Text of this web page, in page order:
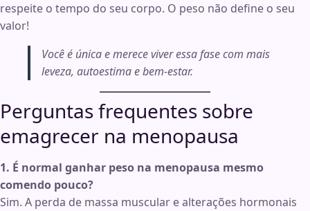
respeite o tempo do seu corpo. O peso não define o seu
valor!
Você é única e merece viver essa fase com mais
leveza, autoestima e bem-estar.
Perguntas frequentes sobre
emagrecer na menopausa
1. É normal ganhar peso na menopausa mesmo
comendo pouco?
Sim. A perda de massa muscular e alterações hormonais